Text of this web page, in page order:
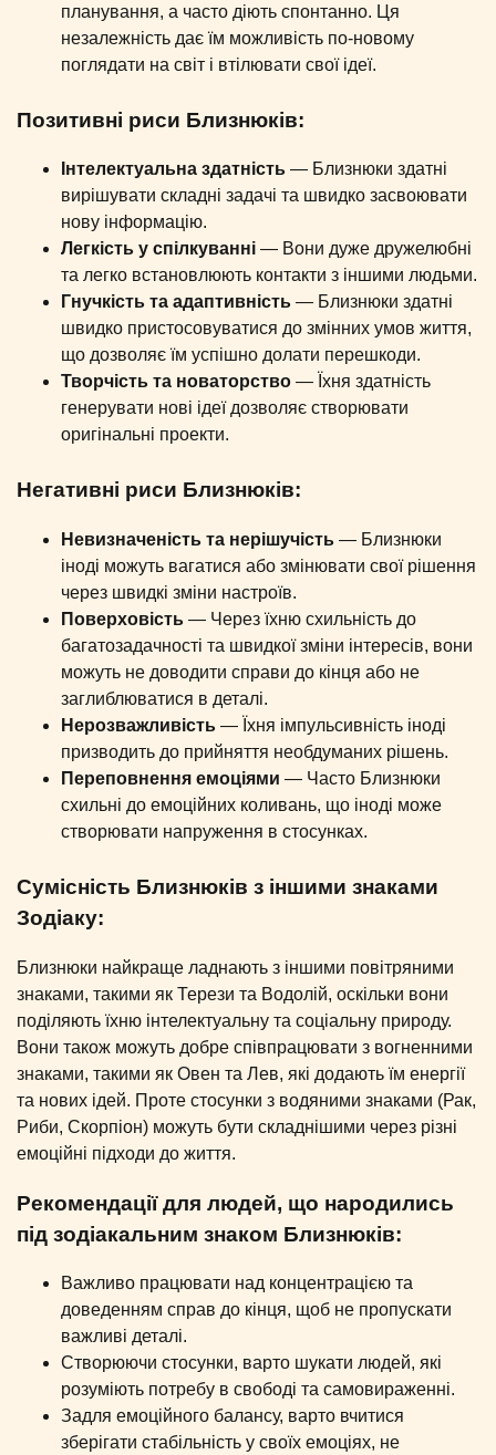
планування, а часто діють спонтанно. Ця
незалежність дає їм можливість по-новому
поглядати на світ і втілювати свої ідеї.
Позитивні риси Близнюків:
Інтелектуальна здатність — Близнюки здатні
вирішувати складні задачі та швидко засвоювати
нову інформацію.
Легкість у спілкуванні — Вони дуже дружелюбні
та легко встановлюють контакти з іншими людьми.
Гнучкість та адаптивність — Близнюки здатні
швидко пристосовуватися до змінних умов життя,
що дозволяє їм успішно долати перешкоди.
Творчість та новаторство — Їхня здатність
генерувати нові ідеї дозволяє створювати
оригінальні проекти.
Негативні риси Близнюків:
Невизначеність та нерішучість — Близнюки
іноді можуть вагатися або змінювати свої рішення
через швидкі зміни настроїв.
Поверховість — Через їхню схильність до
багатозадачності та швидкої зміни інтересів, вони
можуть не доводити справи до кінця або не
заглиблюватися в деталі.
Нерозважливість — Їхня імпульсивність іноді
призводить до прийняття необдуманих рішень.
Переповнення емоціями — Часто Близнюки
схильні до емоційних коливань, що іноді може
створювати напруження в стосунках.
Сумісність Близнюків з іншими знаками
Зодіаку:
Близнюки найкраще ладнають з іншими повітряними
знаками, такими як Терези та Водолій, оскільки вони
поділяють їхню інтелектуальну та соціальну природу.
Вони також можуть добре співпрацювати з вогненними
знаками, такими як Овен та Лев, які додають їм енергії
та нових ідей. Проте стосунки з водяними знаками (Рак,
Риби, Скорпіон) можуть бути складнішими через різні
емоційні підходи до життя.
Рекомендації для людей, що народились
під зодіакальним знаком Близнюків:
Важливо працювати над концентрацією та
доведенням справ до кінця, щоб не пропускати
важливі деталі.
Створюючи стосунки, варто шукати людей, які
розуміють потребу в свободі та самовираженні.
Задля емоційного балансу, варто вчитися
зберігати стабільність у своїх емоціях, не